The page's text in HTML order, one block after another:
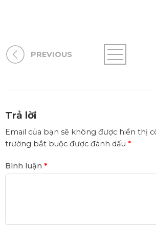
PREVIOUS
Trả lời
Email của bạn sẽ không được hiển thị
trường bắt buộc được đánh dấu *
Bình luận *